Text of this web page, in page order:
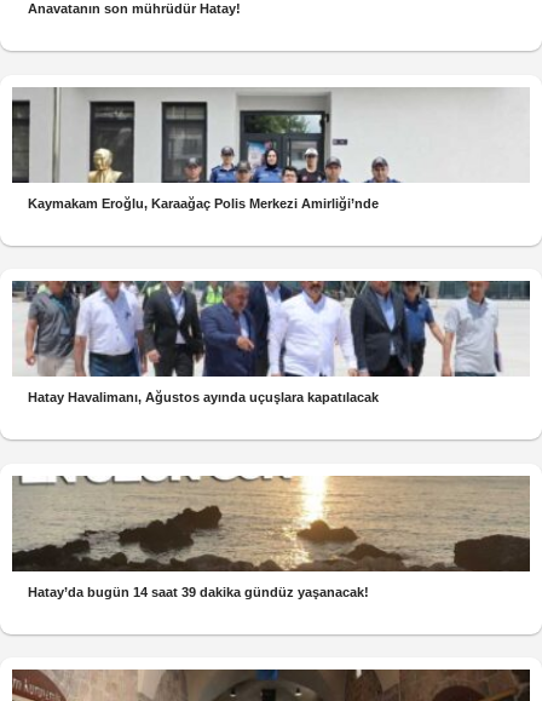
Anavatanın son mührüdür Hatay!
Kaymakam Eroğlu, Karaağaç Polis Merkezi Amirliği’nde
Hatay Havalimanı, Ağustos ayında uçuşlara kapatılacak
Hatay’da bugün 14 saat 39 dakika gündüz yaşanacak!